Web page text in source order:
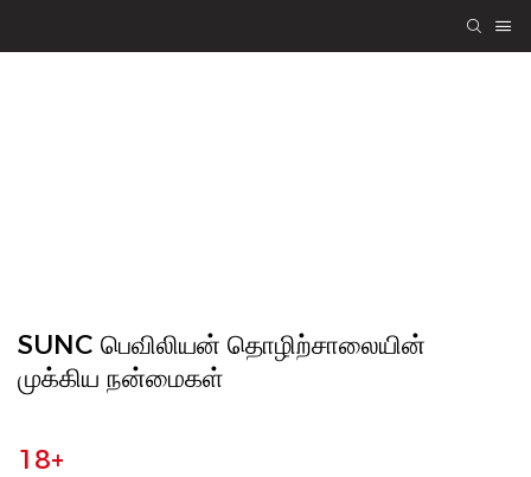
SUNC பெவிலியன் தொழிற்சாலையின்
முக்கிய நன்மைகள்
18+